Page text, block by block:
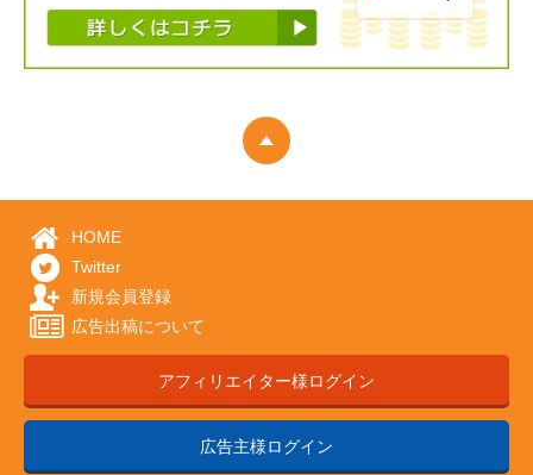
HOME
Twitter
新規会員登録
広告出稿について
アフィリエイター様ログイン
広告主様ログイン